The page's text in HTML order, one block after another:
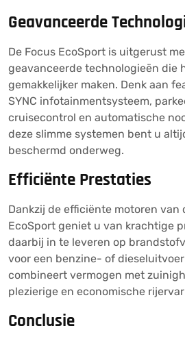
Geavanceerde
De Focus EcoSport is uitgerust
geavanceerde technologieën die
gemakkelijker maken. Denk aan
SYNC infotainmentsysteem,
cruisecontrol en automatische
deze slimme systemen bent u
beschermd onderweg.
Efficiënte Prestaties
Dankzij de efficiënte motoren van
EcoSport geniet u van krachtige
daarbij in te leveren op
voor een benzine- of
combineert vermogen met
plezierige en economische
Conclusie